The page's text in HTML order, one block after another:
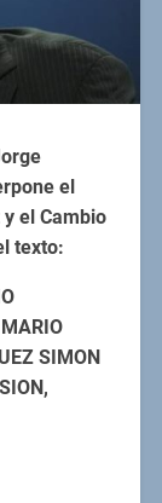
el
el Cambio
texto:
SIMON